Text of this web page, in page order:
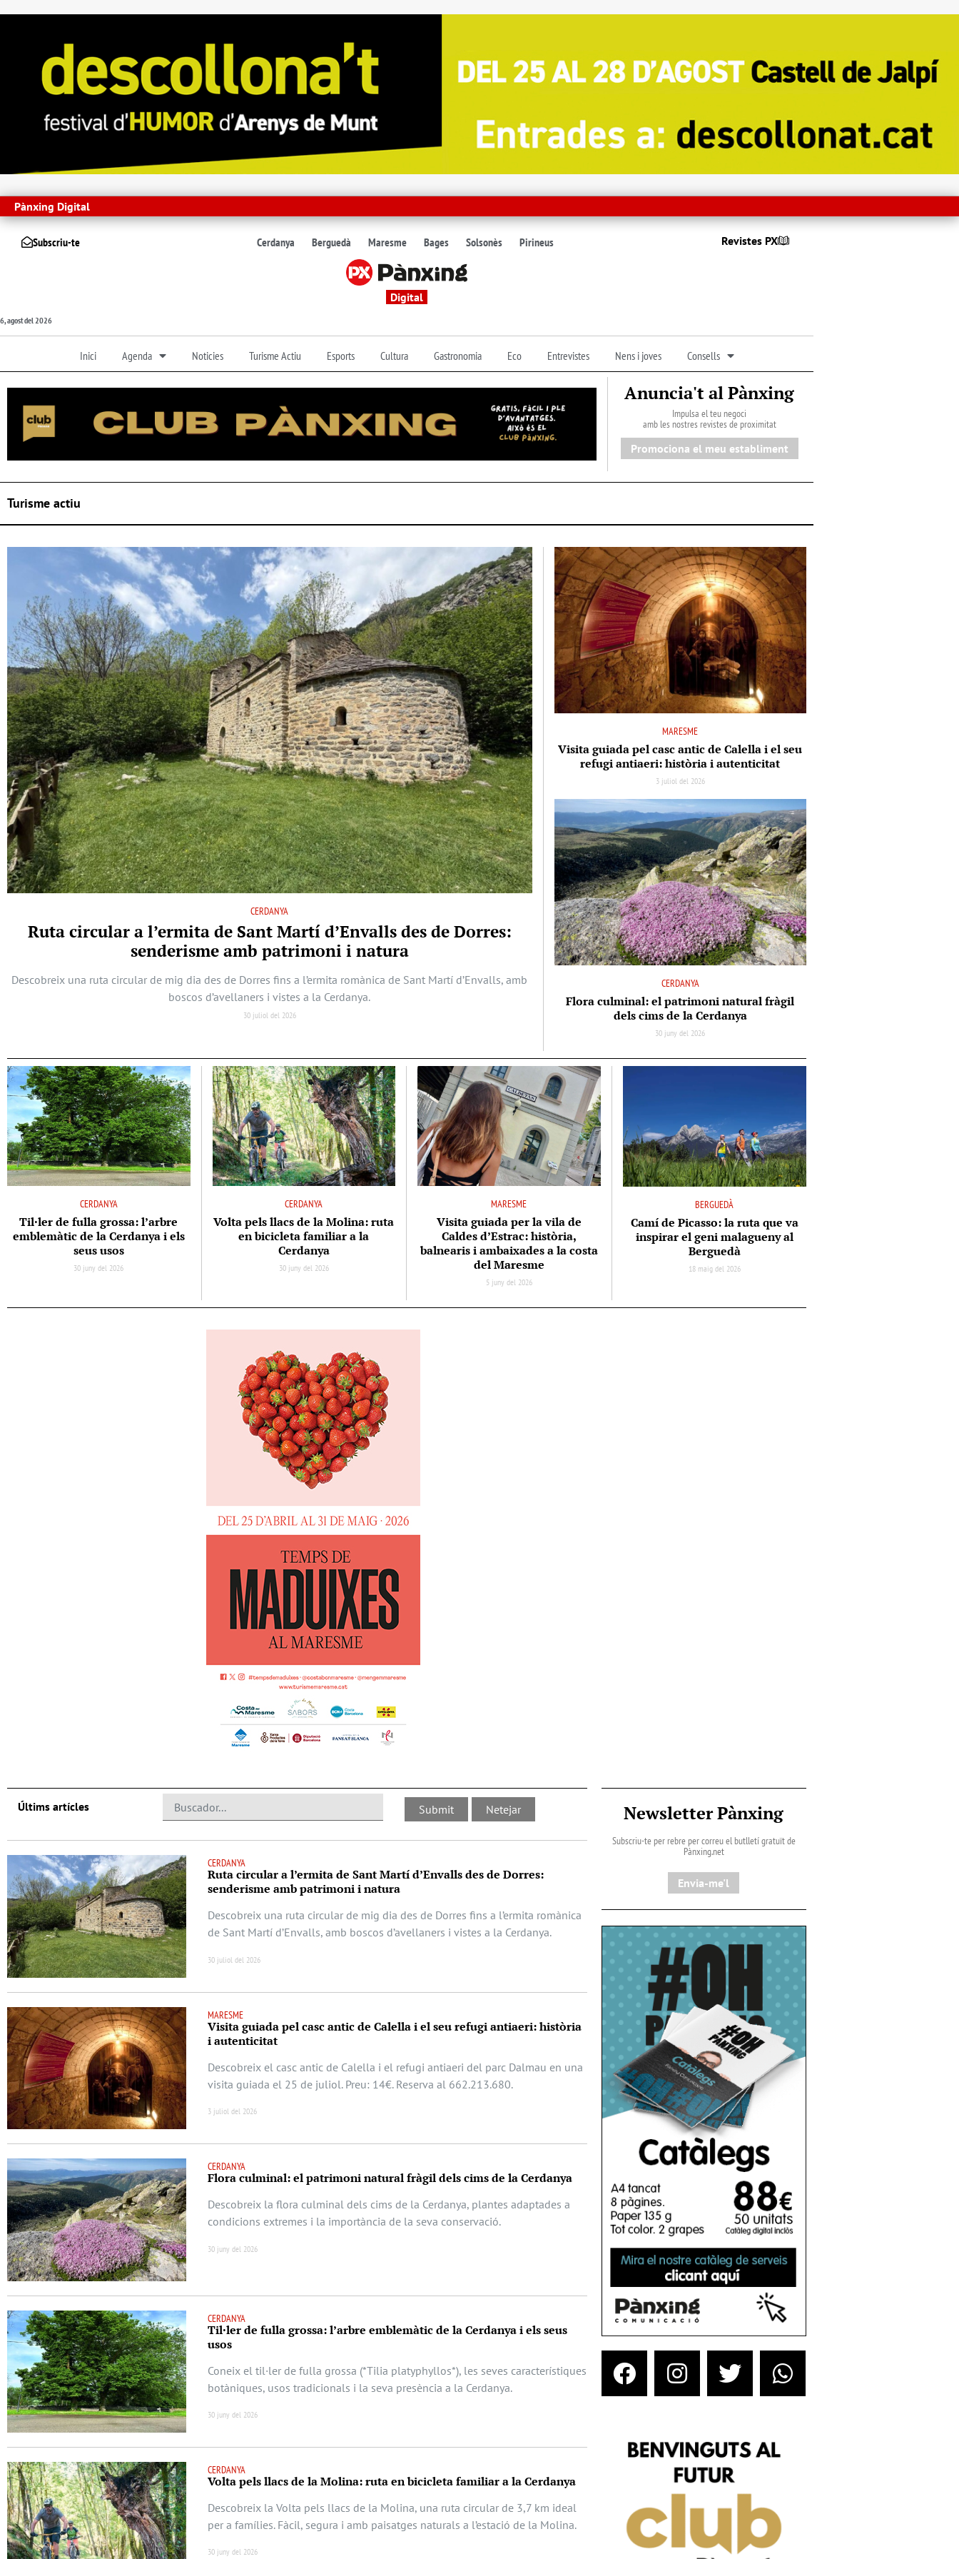
Pànxing Digital
Subscriu-te Cerdanya Berguedà Maresme Bages Solsonès Pirineus Revistes PX
Digital
6, agost del 2026
Inici Agenda Noticies Turisme Actiu Esports Cultura Gastronomia Eco Entrevistes Nens i joves Consells
Anuncia't al Pànxing
Impulsa el teu negoci
amb les nostres revistes de proximitat
Promociona el meu establiment
Turisme actiu
CERDANYA
Ruta circular a l’ermita de Sant Martí d’Envalls des de Dorres:
senderisme amb patrimoni i natura
Descobreix una ruta circular de mig dia des de Dorres fins a l’ermita romànica de Sant Martí d’Envalls, amb
boscos d’avellaners i vistes a la Cerdanya.
30 juliol del 2026
MARESME
Visita guiada pel casc antic de Calella i el seu
refugi antiaeri: història i autenticitat
3 juliol del 2026
CERDANYA
Flora culminal: el patrimoni natural fràgil
dels cims de la Cerdanya
30 juny del 2026
CERDANYA
Til·ler de fulla grossa: l’arbre
emblemàtic de la Cerdanya i els
seus usos
30 juny del 2026
CERDANYA
Volta pels llacs de la Molina: ruta
en bicicleta familiar a la
Cerdanya
30 juny del 2026
MARESME
Visita guiada per la vila de
Caldes d’Estrac: història,
balnearis i ambaixades a la costa
del Maresme
5 juny del 2026
BERGUEDÀ
Camí de Picasso: la ruta que va
inspirar el geni malagueny al
Berguedà
18 maig del 2026
Últims artícles
CERDANYA
Ruta circular a l’ermita de Sant Martí d’Envalls des de Dorres:
senderisme amb patrimoni i natura
Descobreix una ruta circular de mig dia des de Dorres fins a l’ermita romànica
de Sant Martí d’Envalls, amb boscos d’avellaners i vistes a la Cerdanya.
30 juliol del 2026
MARESME
Visita guiada pel casc antic de Calella i el seu refugi antiaeri: història
i autenticitat
Descobreix el casc antic de Calella i el refugi antiaeri del parc Dalmau en una
visita guiada el 25 de juliol. Preu: 14€. Reserva al 662.213.680.
3 juliol del 2026
CERDANYA
Flora culminal: el patrimoni natural fràgil dels cims de la Cerdanya
Descobreix la flora culminal dels cims de la Cerdanya, plantes adaptades a
condicions extremes i la importància de la seva conservació.
30 juny del 2026
CERDANYA
Til·ler de fulla grossa: l’arbre emblemàtic de la Cerdanya i els seus
usos
Coneix el til·ler de fulla grossa (*Tilia platyphyllos*), les seves característiques
botàniques, usos tradicionals i la seva presència a la Cerdanya.
30 juny del 2026
CERDANYA
Volta pels llacs de la Molina: ruta en bicicleta familiar a la Cerdanya
Descobreix la Volta pels llacs de la Molina, una ruta circular de 3,7 km ideal
per a famílies. Fàcil, segura i amb paisatges naturals a l’estació de la Molina.
30 juny del 2026
Newsletter Pànxing
Subscriu-te per rebre per correu el butlletí gratuït de
Pànxing.net​
Envia-me'l